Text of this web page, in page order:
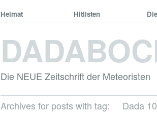
Heimat Hitlisten
Die NEUE Zeitschrift der Meteoristen
Archives for posts with tag:
Dada